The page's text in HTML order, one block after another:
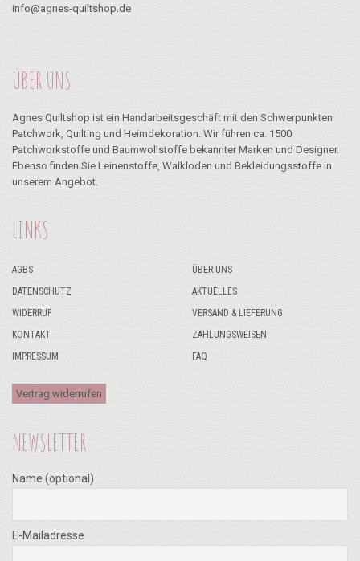
info@agnes-quiltshop.de
ÜBER UNS
Agnes Quiltshop ist ein Handarbeitsgeschäft mit den Schwerpunkten
Patchwork, Quilting und Heimdekoration. Wir führen ca. 1500
Patchworkstoffe und Baumwollstoffe bekannter Marken und Designer.
Ebenso finden Sie Leinenstoffe, Walkloden und Bekleidungsstoffe in
unserem Angebot.
LINKS
AGBS
DATENSCHUTZ
WIDERRUF
KONTAKT
IMPRESSUM
ÜBER UNS
AKTUELLES
VERSAND & LIEFERUNG
ZAHLUNGSWEISEN
FAQ
Vertrag widerrufen
NEWSLETTER
Name (optional)
E-Mailadresse